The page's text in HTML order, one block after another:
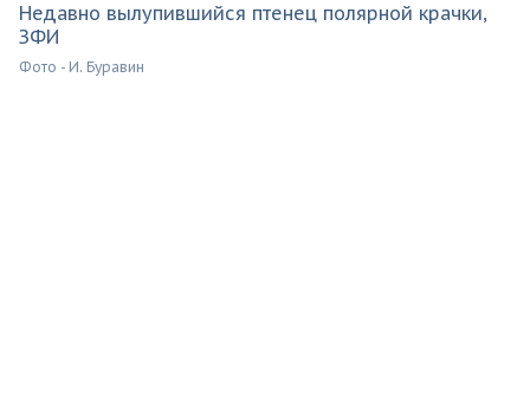
Недавно вылупившийся птенец полярной крачки,
ЗФИ
Фото - И. Буравин